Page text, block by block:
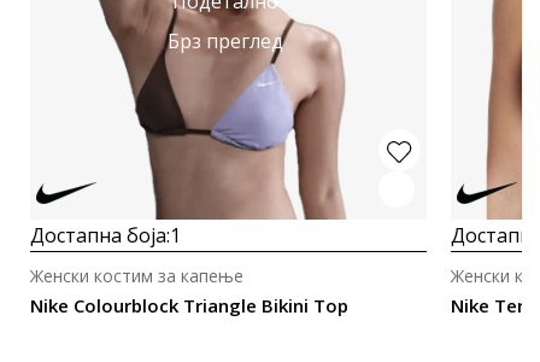
Брз преглед
Достапна боја:1
Nike Colourblock Triangle Bikini Top
Женски костим за капење
Nike
Женски